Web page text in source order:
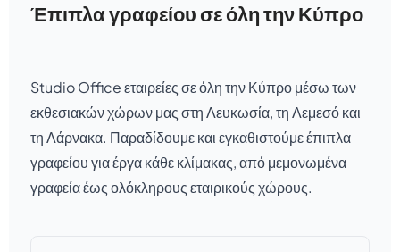
Έπιπλα γραφείου σε όλη την Κύπρο
Studio Office εταιρείες σε όλη την Κύπρο μέσω των
εκθεσιακών χώρων μας στη Λευκωσία, τη Λεμεσό και
τη Λάρνακα. Παραδίδουμε και εγκαθιστούμε έπιπλα
γραφείου για έργα κάθε κλίμακας, από μεμονωμένα
γραφεία έως ολόκληρους εταιρικούς χώρους.